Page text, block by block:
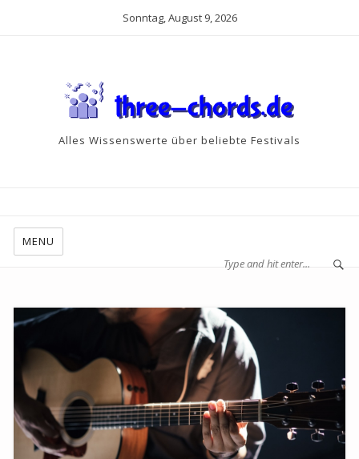
Sonntag, August 9, 2026
Alles Wissenswerte über beliebte Festivals
MENU